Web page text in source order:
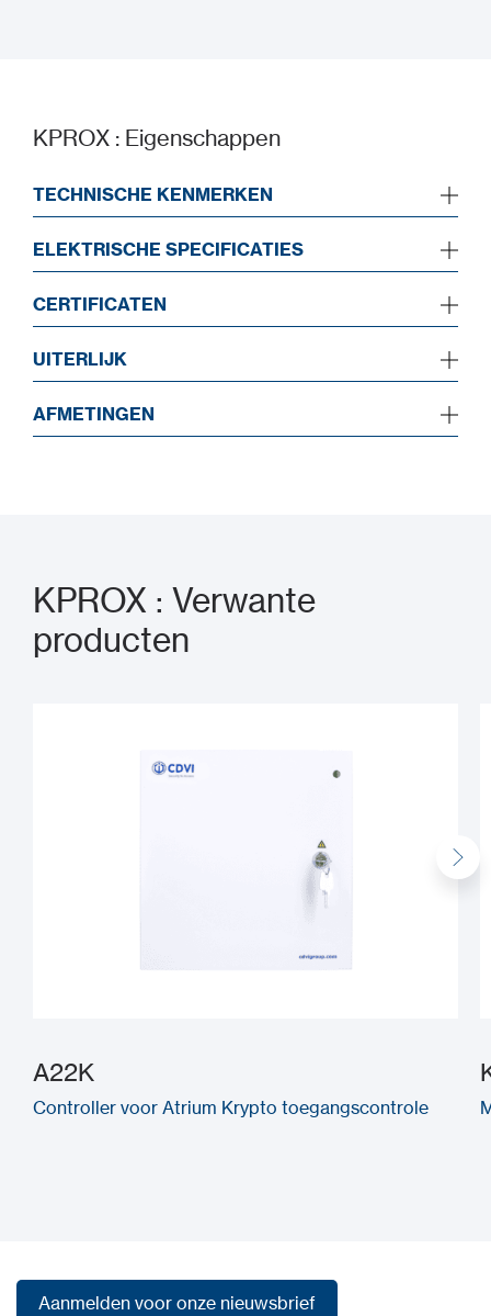
KPROX : Eigenschappen
TECHNISCHE KENMERKEN
ELEKTRISCHE SPECIFICATIES
CERTIFICATEN
UITERLIJK
AFMETINGEN
KPROX : Verwante
producten
A22K
Controller voor Atrium Krypto toegangscontrole
Aanmelden voor onze nieuwsbrief